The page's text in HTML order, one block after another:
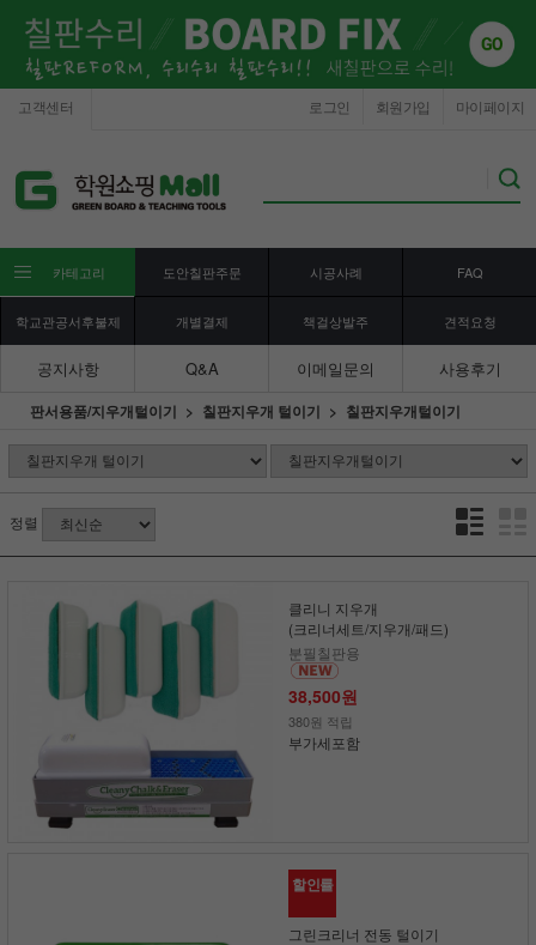
고객센터 마이페이지
회원가입
로그인
카테고리 도안칠판주문 시공사례 FAQ
학교관공서후불제 개별결제 책걸상발주 견적요청
공지사항 Q&A 이메일문의 사용후기
판서용품/지우개털이기 칠판지우개 털이기 칠판지우개털이기
정렬
클리니 지우개
(크리너세트/지우개/패드)
분필칠판용
38,500원
380원 적립
부가세포함
할인률
그린크리너 전동 털이기